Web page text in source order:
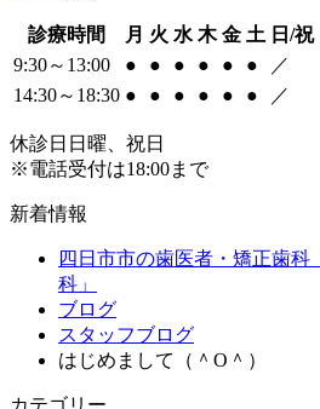
診療時間 月 火 水 木 金 土 日/祝
9:30～13:00
● ● ● ● ● ●
／
14:30～18:30 ● ● ● ● ● ● ／
休診日 日曜、祝日
※電話受付は18:00まで
新着情報
四日市市の歯医者・矯正歯科
科」
ブログ
スタッフブログ
はじめまして（＾O＾）
カテゴリー